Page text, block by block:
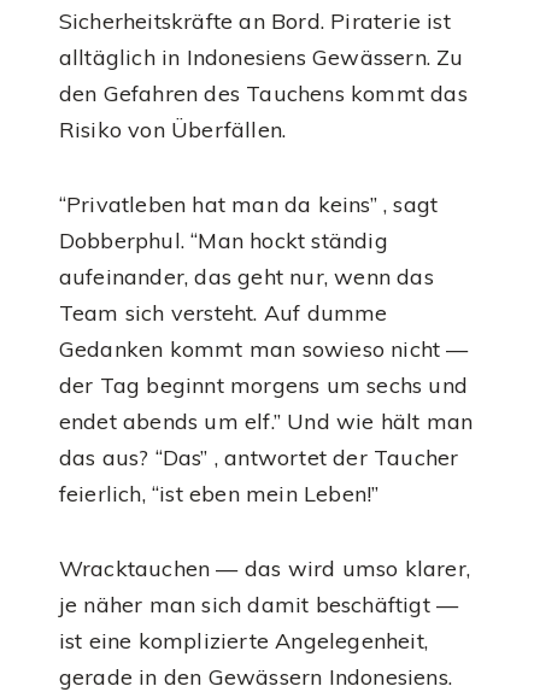
Sicherheitskräfte an Bord. Piraterie ist
alltäglich in Indonesiens Gewässern. Zu
den Gefahren des Tauchens kommt das
Risiko von Überfällen.
“Privatleben hat man da keins” , sagt
Dobberphul. “Man hockt ständig
aufeinander, das geht nur, wenn das
Team sich versteht. Auf dumme
Gedanken kommt man sowieso nicht —
der Tag beginnt morgens um sechs und
endet abends um elf.” Und wie hält man
das aus? “Das” , antwortet der Taucher
feierlich, “ist eben mein Leben!”
Wracktauchen — das wird umso klarer,
je näher man sich damit beschäftigt —
ist eine komplizierte Angelegenheit,
gerade in den Gewässern Indonesiens.